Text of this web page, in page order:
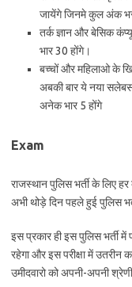
जायेंगे जिनमे कुल अंक
तर्क ज्ञान और बेसिक
भार 30 होंगे।
बच्चों और महिलाओ के
अबकी बार ये नया
अनेक भार 5 होंगे
Exam
राजस्थान पुलिस भर्ती के लिए हर
अभी थोड़े दिन पहले हुई पुलिस
इस प्रकार ही इस पुलिस भर्ती में
रहेगा और इस परीक्षा में
उमीदवारो को अपनी-अपनी